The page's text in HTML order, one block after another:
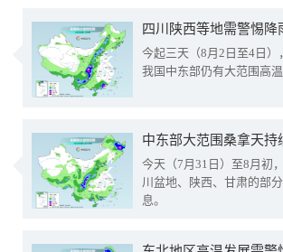
今起三天（8月2日至4日
我国中东部仍有大范围高
中东部大范围桑拿天
今天（7月31日）至8月初
川盆地、陕西、甘肃的部
息。